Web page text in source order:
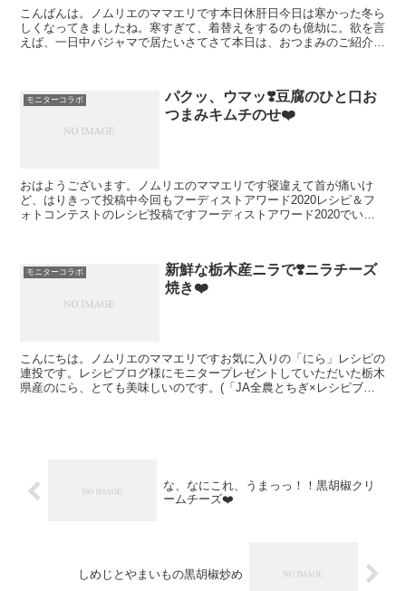
こんばんは。ノムリエのママエリです本日休肝日今日は寒かった冬ら
しくなってきましたね。寒すぎて、着替えをするのも億劫に。欲を言
えば、一日中パジャマで居たいさてさて本日は、おつまみのご紹介で
モニターコラボ
パクッ、ウマッ❣️豆腐のひと口お
つまみキムチのせ❤️
おはようございます。ノムリエのママエリです寝違えて首が痛いけ
ど、はりきって投稿中今回もフーディストアワード2020レシピ＆フ
ォトコンテストのレシピ投稿ですフーディストアワード2020でいた
モニターコラボ
新鮮な栃木産ニラで❣️ニラチーズ
焼き❤️
こんにちは。ノムリエのママエリですお気に入りの「にら」レシピの
連投です。レシピブログ様にモニタープレゼントしていただいた栃木
県産のにら、とても美味しいのです。(「JA全農とちぎ×レシピブロ
な、なにこれ、うまっっ！！黒胡椒クリ
ームチーズ❤️
しめじとやまいもの黒胡椒炒め